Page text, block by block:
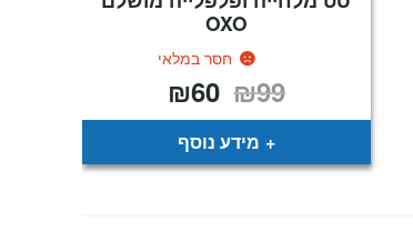
OXO
חסר במלאי
₪99 המחיר
המקורי
היה:
₪60
הוא:
מידע נוסף